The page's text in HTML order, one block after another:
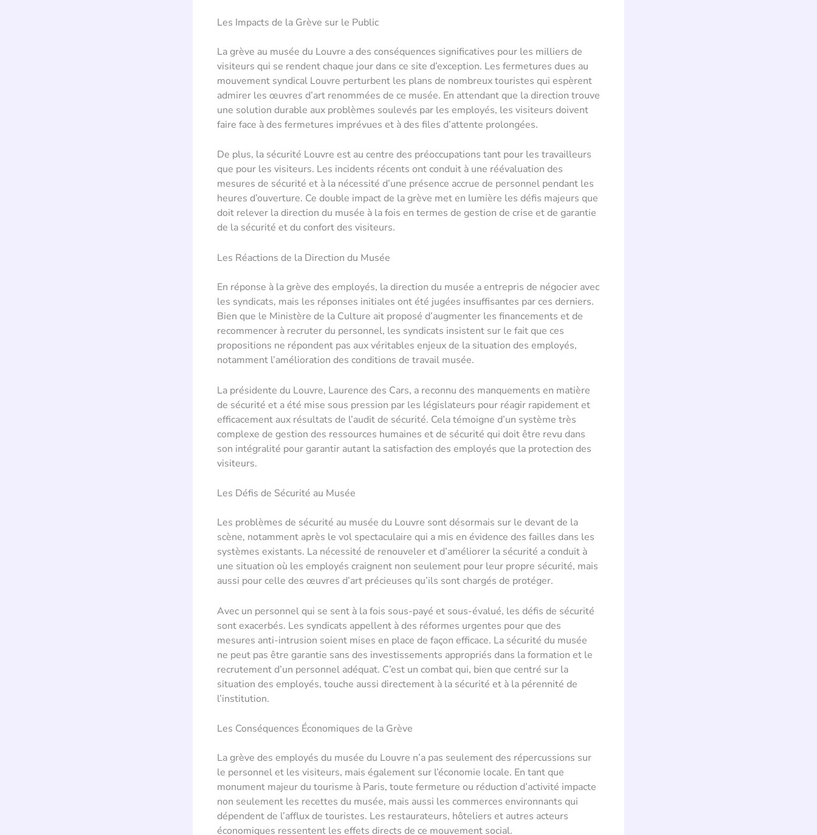
Les Impacts de la Grève sur le Public
La grève au musée du Louvre a des conséquences significatives pour les milliers de
visiteurs qui se rendent chaque jour dans ce site d’exception. Les fermetures dues au
mouvement syndical Louvre perturbent les plans de nombreux touristes qui espèrent
admirer les œuvres d’art renommées de ce musée. En attendant que la direction trouve
une solution durable aux problèmes soulevés par les employés, les visiteurs doivent
faire face à des fermetures imprévues et à des files d’attente prolongées.
De plus, la sécurité Louvre est au centre des préoccupations tant pour les travailleurs
que pour les visiteurs. Les incidents récents ont conduit à une réévaluation des
mesures de sécurité et à la nécessité d’une présence accrue de personnel pendant les
heures d’ouverture. Ce double impact de la grève met en lumière les défis majeurs que
doit relever la direction du musée à la fois en termes de gestion de crise et de garantie
de la sécurité et du confort des visiteurs.
Les Réactions de la Direction du Musée
En réponse à la grève des employés, la direction du musée a entrepris de négocier avec
les syndicats, mais les réponses initiales ont été jugées insuffisantes par ces derniers.
Bien que le Ministère de la Culture ait proposé d’augmenter les financements et de
recommencer à recruter du personnel, les syndicats insistent sur le fait que ces
propositions ne répondent pas aux véritables enjeux de la situation des employés,
notamment l’amélioration des conditions de travail musée.
La présidente du Louvre, Laurence des Cars, a reconnu des manquements en matière
de sécurité et a été mise sous pression par les législateurs pour réagir rapidement et
efficacement aux résultats de l’audit de sécurité. Cela témoigne d’un système très
complexe de gestion des ressources humaines et de sécurité qui doit être revu dans
son intégralité pour garantir autant la satisfaction des employés que la protection des
visiteurs.
Les Défis de Sécurité au Musée
Les problèmes de sécurité au musée du Louvre sont désormais sur le devant de la
scène, notamment après le vol spectaculaire qui a mis en évidence des failles dans les
systèmes existants. La nécessité de renouveler et d’améliorer la sécurité a conduit à
une situation où les employés craignent non seulement pour leur propre sécurité, mais
aussi pour celle des œuvres d’art précieuses qu’ils sont chargés de protéger.
Avec un personnel qui se sent à la fois sous-payé et sous-évalué, les défis de sécurité
sont exacerbés. Les syndicats appellent à des réformes urgentes pour que des
mesures anti-intrusion soient mises en place de façon efficace. La sécurité du musée
ne peut pas être garantie sans des investissements appropriés dans la formation et le
recrutement d’un personnel adéquat. C’est un combat qui, bien que centré sur la
situation des employés, touche aussi directement à la sécurité et à la pérennité de
l’institution.
Les Conséquences Économiques de la Grève
La grève des employés du musée du Louvre n’a pas seulement des répercussions sur
le personnel et les visiteurs, mais également sur l’économie locale. En tant que
monument majeur du tourisme à Paris, toute fermeture ou réduction d’activité impacte
non seulement les recettes du musée, mais aussi les commerces environnants qui
dépendent de l’afflux de touristes. Les restaurateurs, hôteliers et autres acteurs
économiques ressentent les effets directs de ce mouvement social.